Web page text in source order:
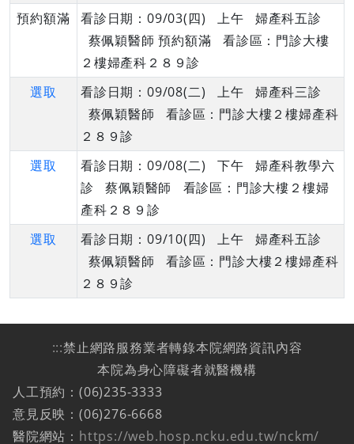
預約額滿
看診日期：09/03(四) 上午 婦產科五診
蔡佩穎醫師 預約額滿 看診區：門診大樓
２樓婦產科２８９診
選取
看診日期：09/08(二) 上午 婦產科三診
蔡佩穎醫師 看診區：門診大樓２樓婦產科
２８９診
選取
看診日期：09/08(二) 下午 婦產科教學六
診 蔡佩穎醫師 看診區：門診大樓２樓婦
產科２８９診
選取
看診日期：09/10(四) 上午 婦產科五診
蔡佩穎醫師 看診區：門診大樓２樓婦產科
２８９診
:::禁止網路服務業者轉錄本院網路資訊內容
本院為身心障礙者就醫機構
人工預約：(06)235-3333
意見反映：(06)276-6668
醫院網站： https://web.hosp.ncku.edu.tw/nckm/